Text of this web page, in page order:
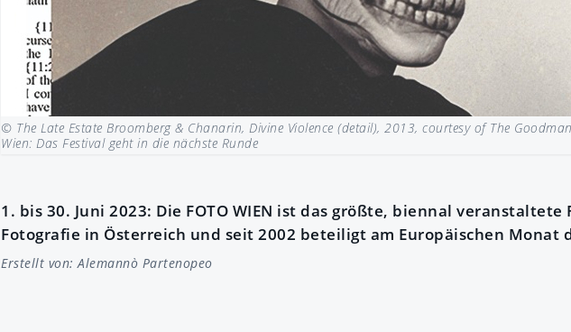
© The Late Estate Broomberg & Chanarin, Divine Violence (detail), 2013, courtesy of The
Wien: Das Festival geht in die nächste Runde
1. bis 30. Juni 2023: Die FOTO WIEN ist das größte, biennal veranstaltete
Fotografie in Österreich und seit 2002 beteiligt am Europäischen Monat
Erstellt von:Alemannò Partenopeo